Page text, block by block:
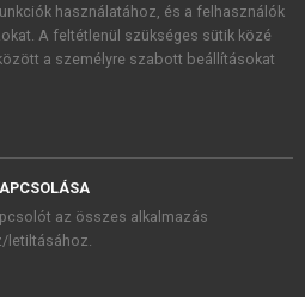
, valamint a szotar.netés a
foglaltakat
használatához, és a felhasználók
A feltétlenül szükséges sütik közé
a személyre szabott beállításokat
az összes alkalmazás
letiltásához.